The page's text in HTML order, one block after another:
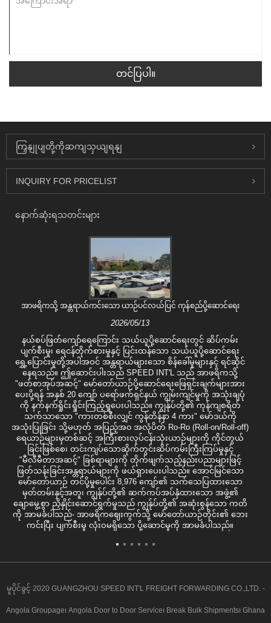
တင်ပြပါ။
ကြှနျုပျတို့ကိုဆကျသှယျရနျ
INQUIRY FOR PRICELIST
နောက်ဆုံးရသတင်းများ
အာဖရိကသို့ အန္တရာယ်ကင်းသော ယာဉ်ပင်လယ်ပြင် ကုန်စည်ပို့ဆောင်ရေး
2026/05/13
နယ်စပ်ဖြတ်ကျော်ရေကြောင်း သယ်ယူပို့ဆောင်ရေးတွင် ဆိပ်ကမ်း
ပျက်စီးမှု၊ ရေငန်တိုက်စားမှုနှင့် ပြင်းထန်သော သယ်ယူပို့ဆောင်ရေး
ရွှေ့ပြောင်းမှုတို့အပါအဝင် အန္တရာယ်များသော စိန်ခေါ်မှုများနှင့် ရင်ဆိုင်
နေရသည်။ ဤဆောင်းပါးသည် SPEED INT'L သည် အာဖရိကသို့
"ဖတ်စာအုပ်အဆင့်" မော်တော်ယာဉ်ပို့ဆောင်ရေးဖြေရှင်းချက်များအား
ပေးပို့ရန် အနှစ် 20 ကျော် ပရော်ဖက်ရှင်နယ် ကျွမ်းကျင်မှုကို အသုံးချပုံ
ကို နက်နက်ရှိုင်းရှိုင်းကြည့်ရှုပေးပါသည်။ ကျွန်ုပ်တို့၏ ကုန်ကျစရိတ်
သက်သာသော "ကားတစ်စီးလျှင် ကွန်တိန်နာ 4 ကား" မော်ဒယ်ကို
အသုံးပြုခြင်း သို့မဟုတ် အပြည့်အ၀ အလုံပိတ် Ro-Ro (Roll-on/Roll-off)
ရေယာဉ်များမှတစ်ဆင့် အကြီးစားလုပ်ငန်းသုံးယာဉ်များကို ကိုင်တွယ်
ခြင်းဖြစ်စေ၊ တင်းကျပ်သောဆိုက်တွင်းဆိပ်ကမ်းကြီးကြပ်မှုနှင့်
"မီလီမီတာအဆင့်" ခြစ်ရာများကို တိုက်ဖျက်သည့်နည်းပညာများဖြင့်
ဖြတ်သန်းခြင်းအန္တရာယ်များကို ဖယ်ရှားပေးပါသည်။ အောင်မြင်သော
မော်တော်ယာဉ် တင်ပို့မှုပေါင်း 8,976 ကျော်၏ သက်သေပြထားသော
မှတ်တမ်းနှင့်အတူ၊ ကျွန်ုပ်တို့၏ ဆက်ကပ်အပ်နှံထားသော အဖွဲ့၏
ချောမွေ့စွာ ညှိနှိုင်းဆောင်ရွက်မှုသည် ကျွန်ုပ်တို့၏ အဆုံးစွန်သော ကတိ
ကို အာမခံပါသည်- အာဖရိကဈေးကွက်သို့ မော်တော်ယာဉ်တိုင်း၏ ဘေး
ကင်းပြီး ပျက်စီးမှု လုံးဝမရှိသော ပို့ဆောင်မှုကို အာမခံပါသည်။
မူပိုင်ခွင့် 2020 GUANGZHOU SPEED INT'L FREIGHT FORWARDING CO.,LTD. -
Angola Groupage၊ Angola Door to Door Service၊ Break Bulk Shipments၊ Ghana